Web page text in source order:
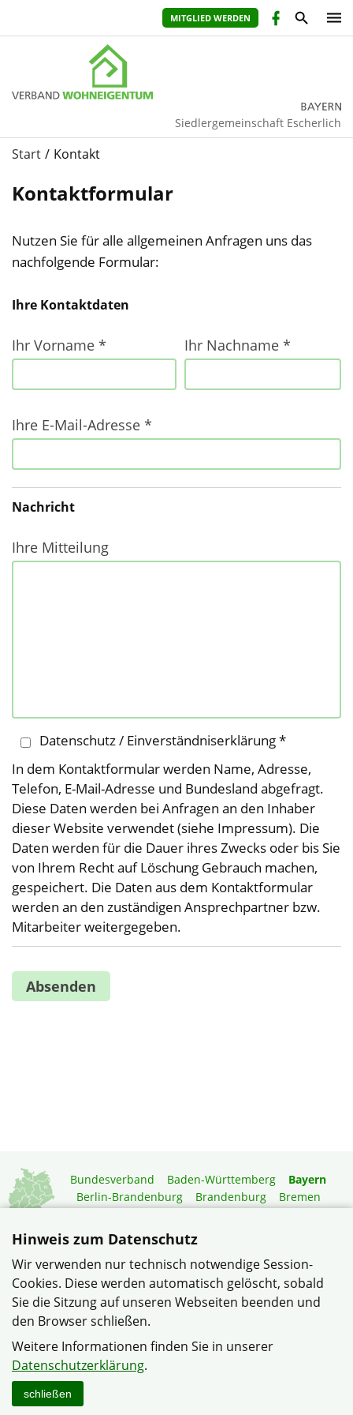
MITGLIED WERDEN
Siedlergemeinschaft Escherlich
Start Kontakt
Kontaktformular
Nutzen Sie für alle allgemeinen Anfragen uns das
nachfolgende Formular:
Ihre Kontaktdaten
ihr
ihr
ihre
email
Ihr Vorname * Ihr Nachname *
Ihre E-Mail-Adresse *
Nachricht
Ihre Mitteilung
Datenschutz / Einverständniserklärung *
In dem Kontaktformular werden Name, Adresse,
Telefon, E-Mail-Adresse und Bundesland abgefragt.
Diese Daten werden bei Anfragen an den Inhaber
dieser Website verwendet (siehe Impressum). Die
Daten werden für die Dauer ihres Zwecks oder bis Sie
von Ihrem Recht auf Löschung Gebrauch machen,
gespeichert. Die Daten aus dem Kontaktformular
werden an den zuständigen Ansprechpartner bzw.
Mitarbeiter weitergegeben.
Bundesverband Baden-Württemberg
Bayern
Berlin-Brandenburg
Brandenburg
Bremen
Niedersachsen
Rheinland-Pfalz
Saarland
Sachsen-Anhalt
Schleswig-Holstein
Thüringen
Mitgliedermagazin
Gartenberatung
© Siedlergemeinschaft Escherlich im Verband Wohneigentum
Datenschutzerklärung
Hinweis zum Datenschutz
Wir verwenden nur technisch notwendige Session-
Cookies. Diese werden automatisch gelöscht, sobald
Sie die Sitzung auf unseren Webseiten beenden und
den Browser schließen.
Weitere Informationen finden Sie in unserer
Datenschutzerklärung.
schließen